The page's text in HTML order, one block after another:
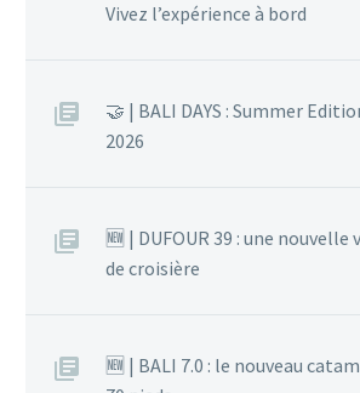
Vivez l’expérience à bord
🤝 | BALI DAYS : Summer
2026
🆕 | DUFOUR 39 : une
de croisière
🆕 | BALI 7.0 : le nouveau